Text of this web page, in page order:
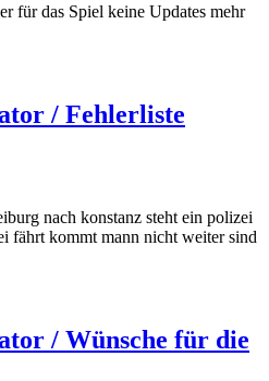
für das Spiel keine Updates mehr
/ Fehlerliste
nach konstanz steht ein polizei
fährt kommt mann nicht weiter sind
/ Wünsche für die